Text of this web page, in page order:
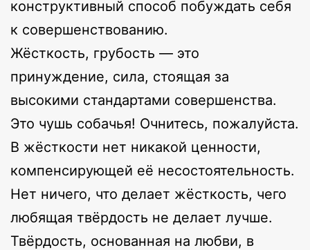
конструктивный способ побуждать себя
к совершенствованию.
Жёсткость, грубость — это
принуждение, сила, стоящая за
высокими стандартами совершенства.
Это чушь собачья! Очнитесь, пожалуйста.
В жёсткости нет никакой ценности,
компенсирующей её несостоятельность.
Нет ничего, что делает жёсткость, чего
любящая твёрдость не делает лучше.
Твёрдость, основанная на любви, в